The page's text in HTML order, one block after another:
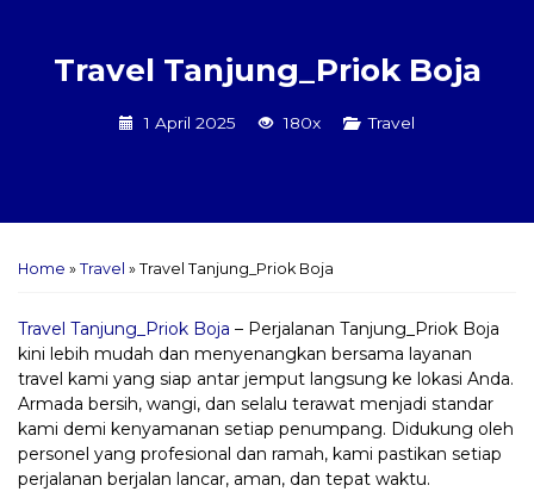
Travel Tanjung_Priok Boja
1 April 2025 180x Travel
Home » Travel » Travel Tanjung_Priok Boja
Travel Tanjung_Priok Boja – Perjalanan Tanjung_Priok Boja
kini lebih mudah dan menyenangkan bersama layanan
travel kami yang siap antar jemput langsung ke lokasi Anda.
Armada bersih, wangi, dan selalu terawat menjadi standar
kami demi kenyamanan setiap penumpang. Didukung oleh
personel yang profesional dan ramah, kami pastikan setiap
perjalanan berjalan lancar, aman, dan tepat waktu.